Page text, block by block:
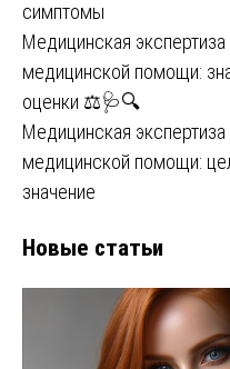
симптомы
Медицинская
медицинской помощи:
оценки ⚖️🩺🔍
Медицинская
медицинской помощи:
значение
Новые статьи